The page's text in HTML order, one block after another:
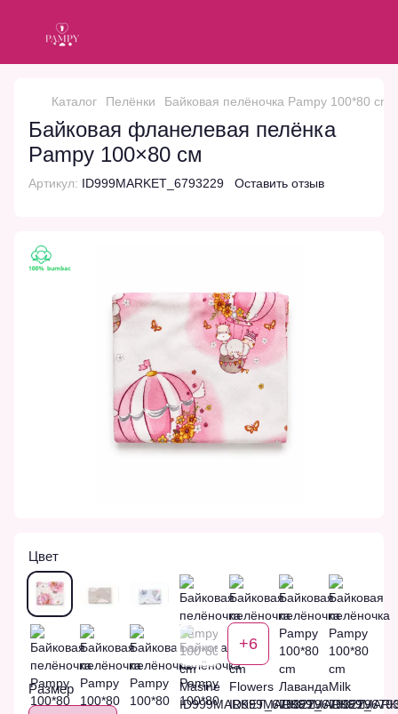
Каталог Пелёнки Байковая пелёночка Pampy 100*80
Байковая фланелевая пелёнка
Pampy 100×80 см
Артикул: ID999MARKET_6793229 Оставить отзыв
Цвет
+6
Размер